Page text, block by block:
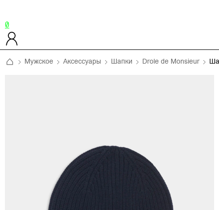
0
Мужское Аксессуары Шапки Drole de Monsieur